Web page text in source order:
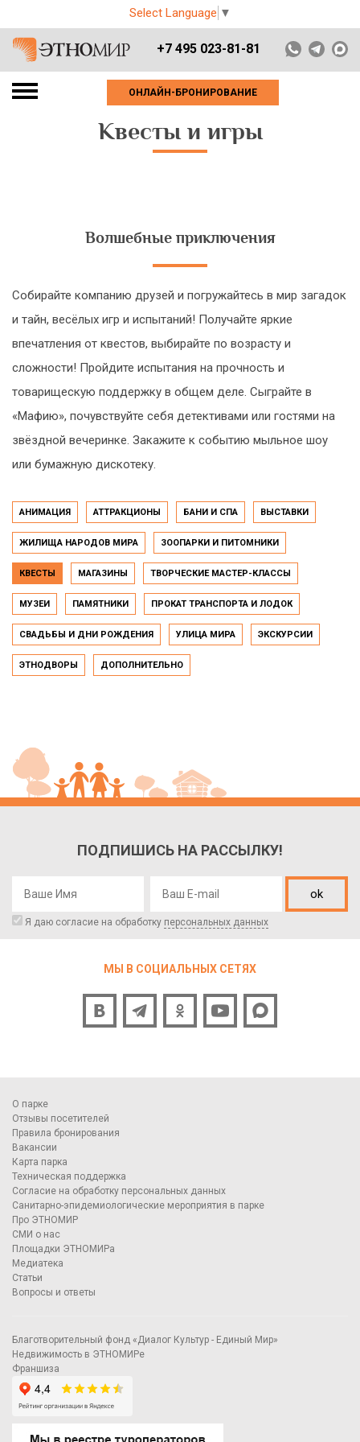
Select Language ▼
+7 495 023-81-81
ОНЛАЙН-БРОНИРОВАНИЕ
Квесты и игры
Волшебные приключения
Собирайте компанию друзей и погружайтесь в мир загадок
и тайн, весёлых игр и испытаний! Получайте яркие
впечатления от квестов, выбирайте по возрасту и
сложности! Пройдите испытания на прочность и
товарищескую поддержку в общем деле. Сыграйте в
«Мафию», почувствуйте себя детективами или гостями на
звёздной вечеринке. Закажите к событию мыльное шоу
или бумажную дискотеку.
АНИМАЦИЯ АТТРАКЦИОНЫ БАНИ И СПА ВЫСТАВКИ
ЖИЛИЩА НАРОДОВ МИРА ЗООПАРКИ И ПИТОМНИКИ
КВЕСТЫ МАГАЗИНЫ ТВОРЧЕСКИЕ МАСТЕР-КЛАССЫ
МУЗЕИ ПАМЯТНИКИ ПРОКАТ ТРАНСПОРТА И ЛОДОК
СВАДЬБЫ И ДНИ РОЖДЕНИЯ УЛИЦА МИРА ЭКСКУРСИИ
ЭТНОДВОРЫ ДОПОЛНИТЕЛЬНО
ПОДПИШИСЬ НА РАССЫЛКУ!
ok
Я даю согласие на обработку персональных данных
МЫ В СОЦИАЛЬНЫХ СЕТЯХ
О парке
Отзывы посетителей
Правила бронирования
Вакансии
Карта парка
Техническая поддержка
Согласие на обработку персональных данных
Санитарно-эпидемиологические мероприятия в парке
Про ЭТНОМИР
СМИ о нас
Площадки ЭТНОМИРа
Медиатека
Статьи
Вопросы и ответы
Благотворительный фонд «Диалог Культур - Единый Мир»
Недвижимость в ЭТНОМИРе
Франшиза